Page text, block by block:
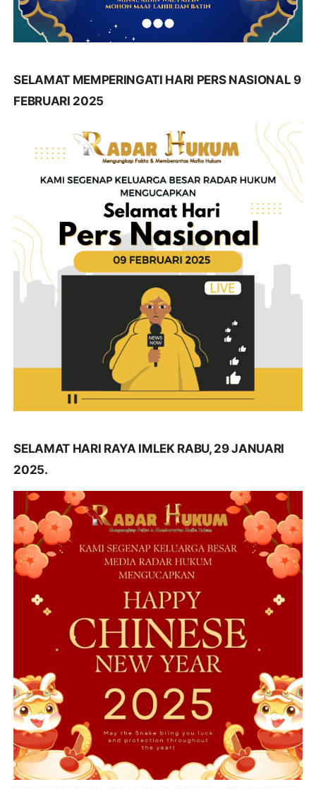
SELAMAT MEMPERINGATI HARI PERS NASIONAL 9
FEBRUARI 2025
SELAMAT HARI RAYA IMLEK RABU, 29 JANUARI
2025.